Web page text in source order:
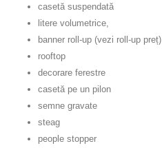
casetă suspendată
litere volumetrice,
banner roll-up (vezi roll-up preț)
rooftop
decorare ferestre
casetă pe un pilon
semne gravate
steag
people stopper